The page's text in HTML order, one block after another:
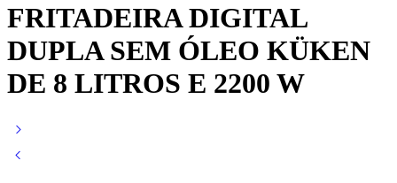
FRITADEIRA DIGITAL
DUPLA SEM ÓLEO KÜKEN
DE 8 LITROS E 2200 W